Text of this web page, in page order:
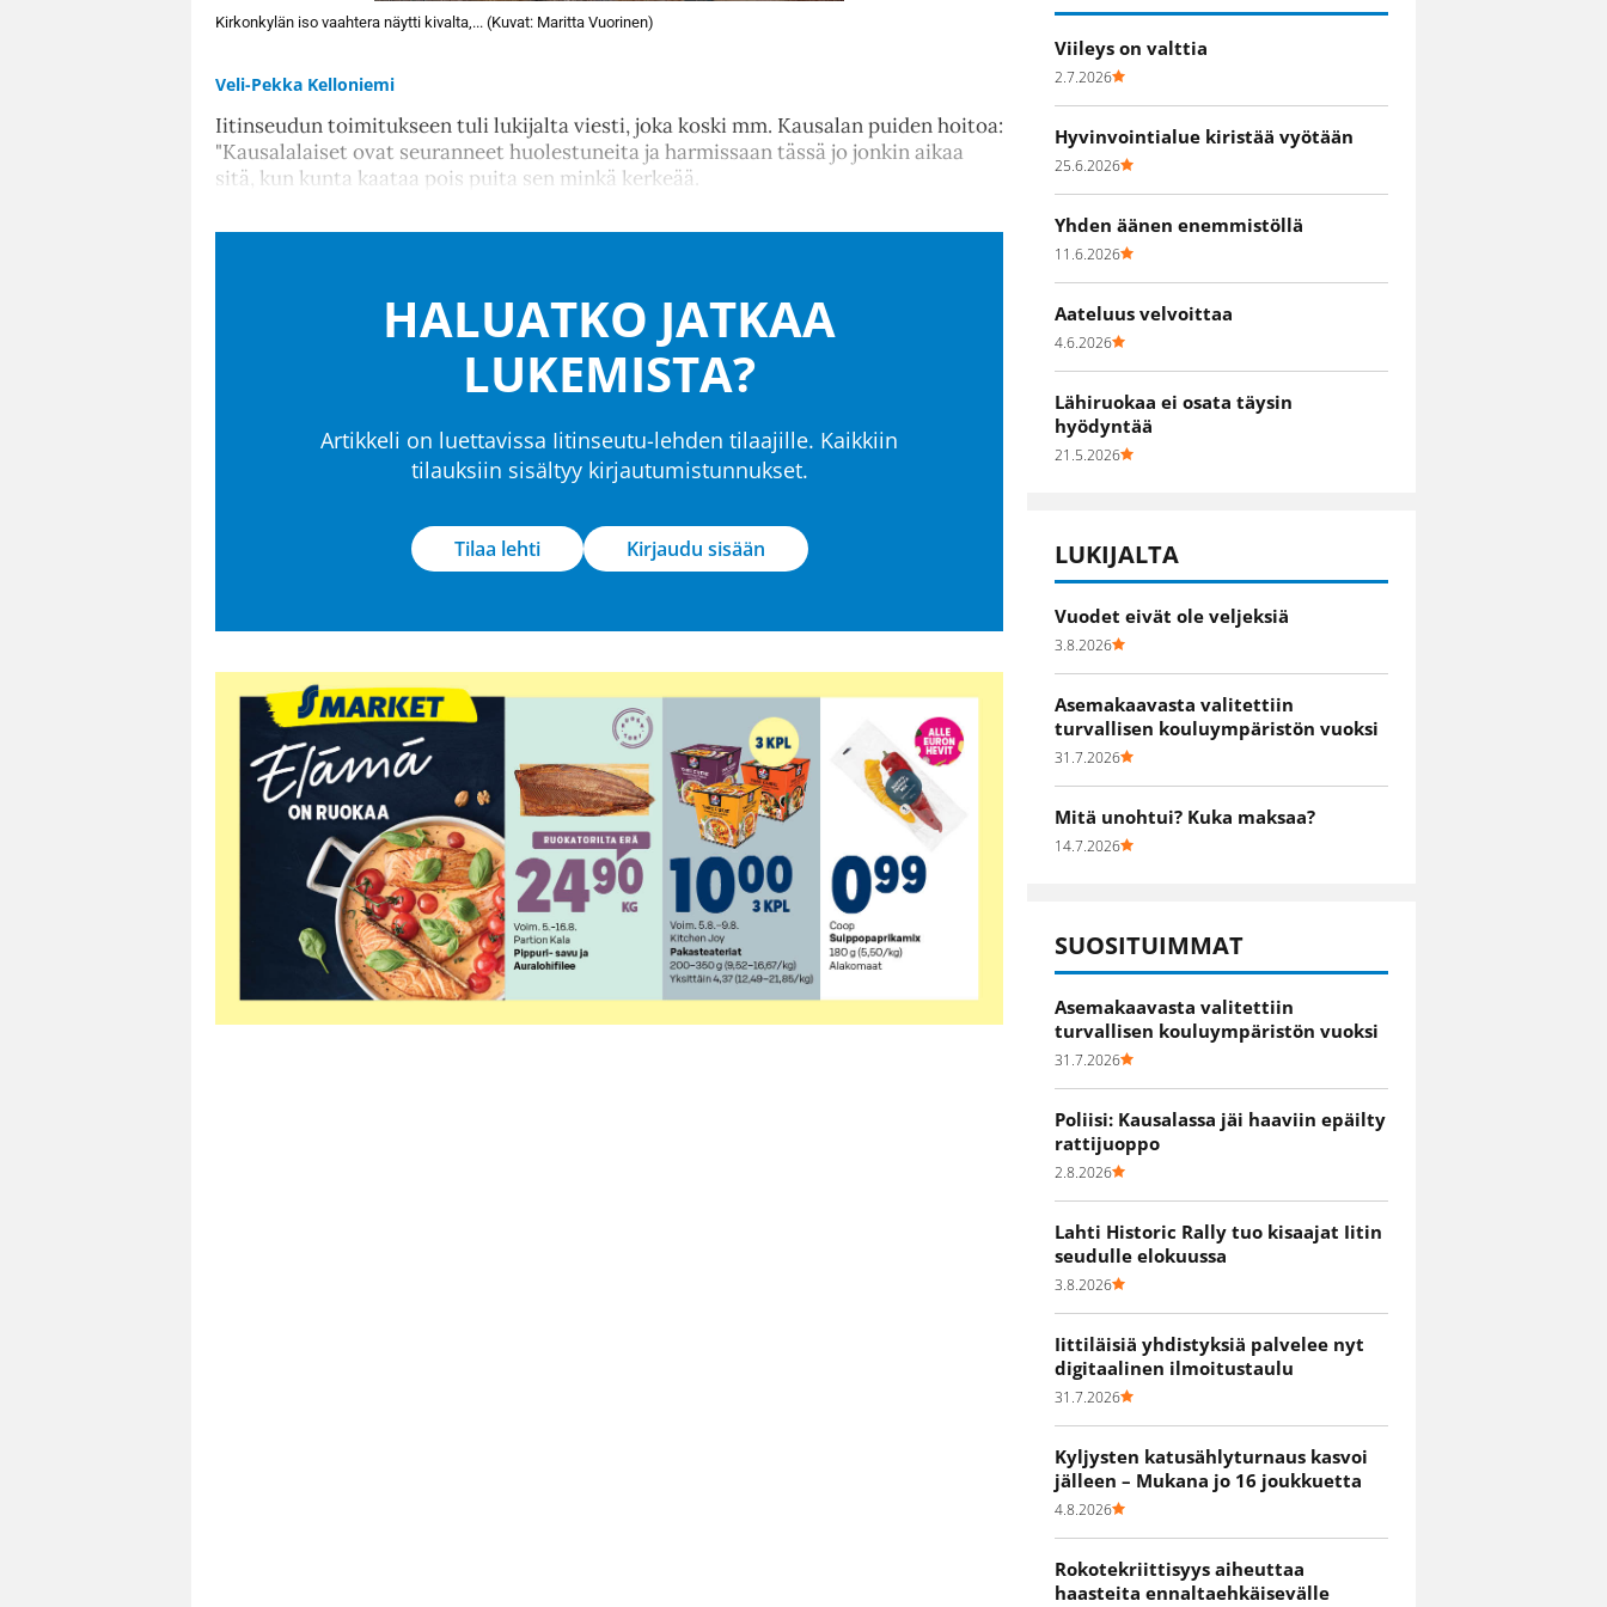
Kirkonkylän iso vaahtera näytti kivalta,... (Kuvat: Maritta Vuorinen)
Veli-Pekka Kelloniemi
Iitinseudun toimitukseen tuli lukijalta viesti, joka koski mm. Kausalan puiden hoitoa:
"Kausalalaiset ovat seuranneet huolestuneita ja harmissaan tässä jo jonkin aikaa
sitä, kun kunta kaataa pois puita sen minkä kerkeää.
HALUATKO JATKAA
LUKEMISTA?
Artikkeli on luettavissa Iitinseutu-lehden tilaajille. Kaikkiin
tilauksiin sisältyy kirjautumistunnukset.
Tilaa lehti Kirjaudu sisään
Viileys on valttia
2.7.2026
Hyvinvointialue kiristää vyötään
25.6.2026
Yhden äänen enemmistöllä
11.6.2026
Aateluus velvoittaa
4.6.2026
Lähiruokaa ei osata täysin
hyödyntää
21.5.2026
LUKIJALTA
Vuodet eivät ole veljeksiä
3.8.2026
Asemakaavasta valitettiin
turvallisen kouluympäristön vuoksi
31.7.2026
Mitä unohtui? Kuka maksaa?
14.7.2026
SUOSITUIMMAT
Asemakaavasta valitettiin
turvallisen kouluympäristön vuoksi
31.7.2026
Poliisi: Kausalassa jäi haaviin epäilty
rattijuoppo
2.8.2026
Lahti Historic Rally tuo kisaajat Iitin
seudulle elokuussa
3.8.2026
Iittiläisiä yhdistyksiä palvelee nyt
digitaalinen ilmoitustaulu
31.7.2026
Kyljysten katusählyturnaus kasvoi
jälleen – Mukana jo 16 joukkuetta
4.8.2026
Rokotekriittisyys aiheuttaa
haasteita ennaltaehkäisevälle